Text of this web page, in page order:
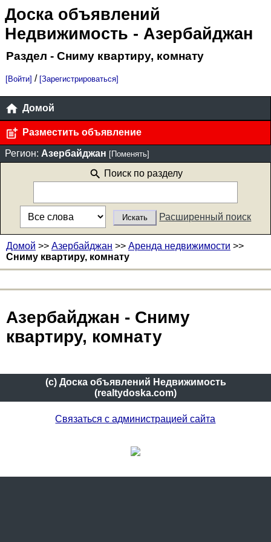
Доска объявлений
Недвижимость - Азербайджан
Раздел - Сниму квартиру, комнату
[Войти] / [Зарегистрироваться]
Домой
Разместить объявление
Регион: Азербайджан [Поменять]
Поиск по разделу
Расширенный поиск
Домой >> Азербайджан >> Аренда недвижимости >>
Сниму квартиру, комнату
Азербайджан - Сниму
квартиру, комнату
(c) Доска объявлений Недвижимость
(realtydoska.com)
Связаться с администрацией сайта